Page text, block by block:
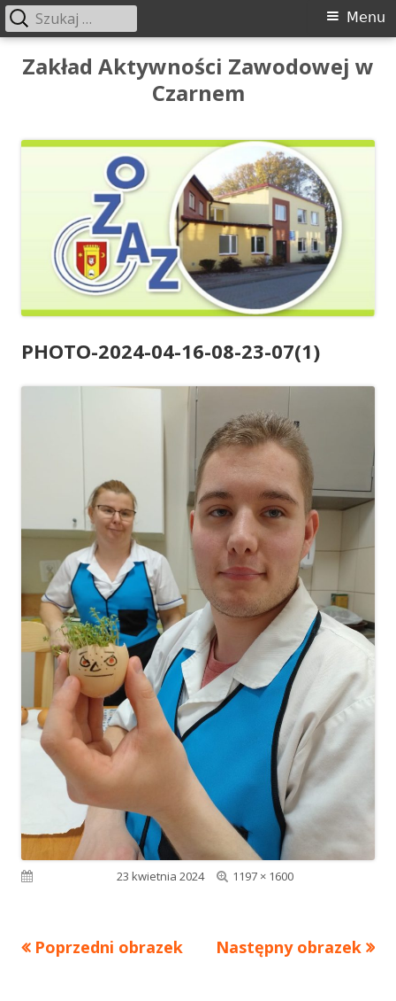
Przeskocz
Zakład Aktywności Zawodowej w
Czarnem
Menu
główne
Menu
Szukaj:
PHOTO-2024-04-16-08-23-07(1)
Opublikowano23 kwietnia 2024
Pełny
1197 × 1600
Poprzedni obrazek Następny obrazek